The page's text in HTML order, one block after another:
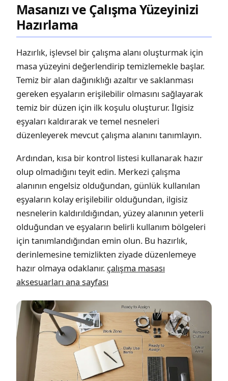
Masanızı ve Çalışma Yüzeyinizi
Hazırlama
Hazırlık, işlevsel bir çalışma alanı oluşturmak için
masa yüzeyini değerlendirip temizlemekle başlar.
Temiz bir alan dağınıklığı azaltır ve saklanması
gereken eşyaların erişilebilir olmasını sağlayarak
temiz bir düzen için ilk koşulu oluşturur. İlgisiz
eşyaları kaldırarak ve temel nesneleri
düzenleyerek mevcut çalışma alanını tanımlayın.
Ardından, kısa bir kontrol listesi kullanarak hazır
olup olmadığını teyit edin. Merkezi çalışma
alanının engelsiz olduğundan, günlük kullanılan
eşyaların kolay erişilebilir olduğundan, ilgisiz
nesnelerin kaldırıldığından, yüzey alanının yeterli
olduğundan ve eşyaların belirli kullanım bölgeleri
için tanımlandığından emin olun. Bu hazırlık,
derinlemesine temizlikten ziyade düzenlemeye
hazır olmaya odaklanır. çalışma masası
aksesuarları ana sayfası